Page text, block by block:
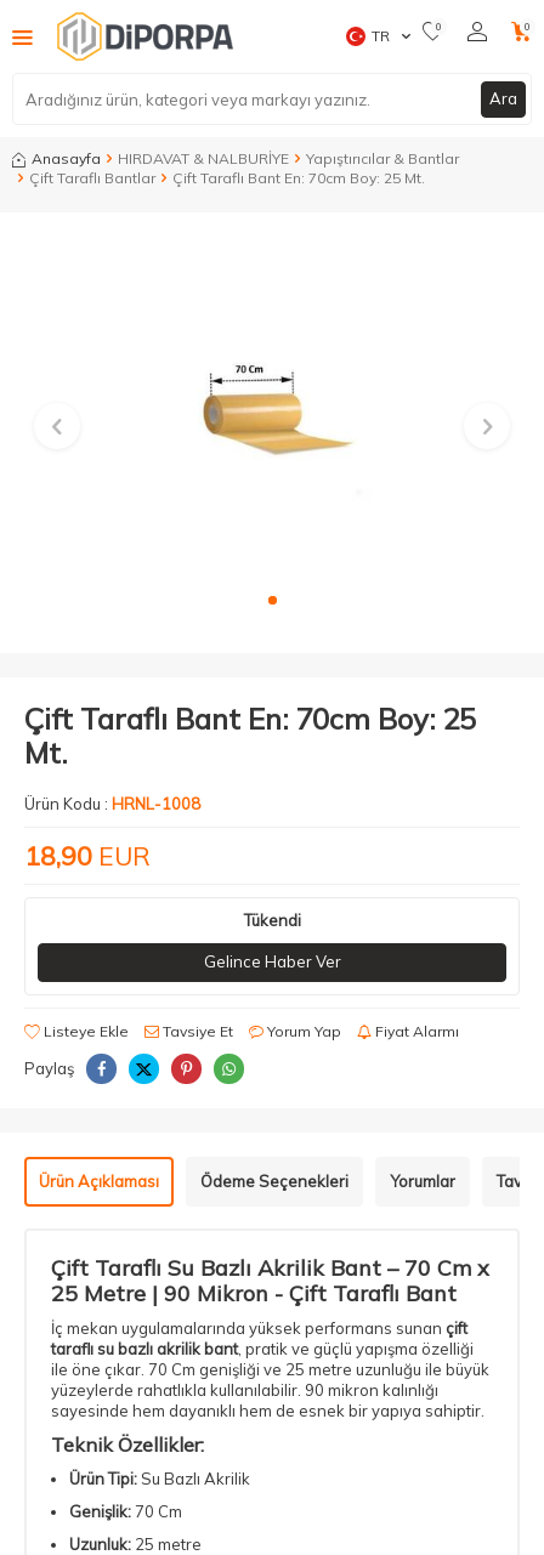
Ara
TR 0 0
Anasayfa HIRDAVAT & NALBURİYE
Yapıştırıcılar & Bantlar
Çift Taraflı Bantlar
Çift Taraflı Bant En: 70cm Boy: 25 Mt.
Çift Taraflı Bant En: 70cm Boy: 25
Mt.
Ürün Kodu : HRNL-1008
18,90 EUR
Tükendi
Gelince Haber Ver
Listeye Ekle Tavsiye Et Yorum Yap Fiyat Alarmı
Paylaş
Ürün Açıklaması Ödeme Seçenekleri Yorumlar
Çift Taraflı Su Bazlı Akrilik Bant – 70 Cm x
25 Metre | 90 Mikron - Çift Taraflı Bant
İç mekan uygulamalarında yüksek performans sunan çift
taraflı su bazlı akrilik bant, pratik ve güçlü yapışma özelliği
ile öne çıkar. 70 Cm genişliği ve 25 metre uzunluğu ile büyük
yüzeylerde rahatlıkla kullanılabilir. 90 mikron kalınlığı
sayesinde hem dayanıklı hem de esnek bir yapıya sahiptir.
Teknik Özellikler:
Ürün Tipi: Su Bazlı Akrilik
Genişlik: 70 Cm
Uzunluk: 25 metre